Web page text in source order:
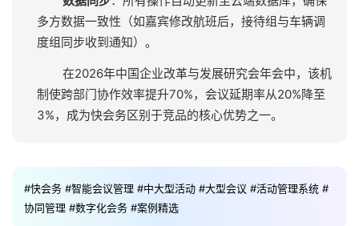
多方数据一致性（如嘉宾修改航班后，接待组与车辆调
度组同步收到通知）。
在2026年中国企业改革与发展研究会年会中，该机
制使跨部门协作效率提升70%，会议延期率从20%降至
3%，成为快会务区别于竞品的核心优势之一。
#快会务 #智能会议管理 #中大型活动 #大型会议 #活动管理系统 #
协同管理 #数字化会务 #案例精选